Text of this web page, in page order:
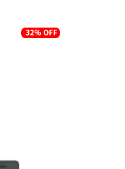
32% OFF